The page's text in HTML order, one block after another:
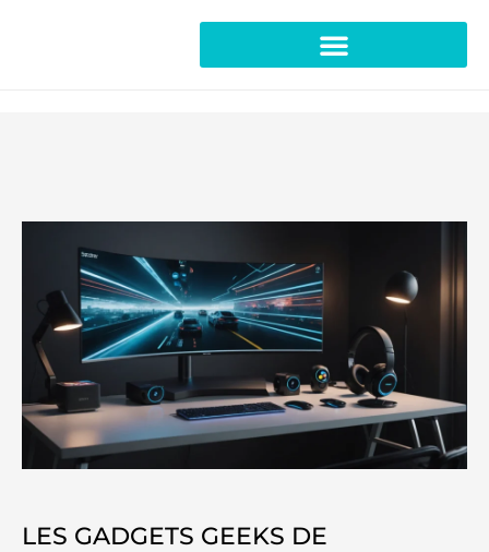
LES GADGETS GEEKS DE